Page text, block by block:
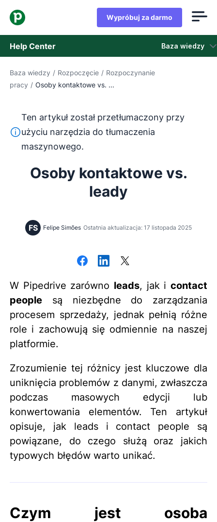
Wypróbuj za darmo
Help Center Baza wiedzy
Baza wiedzy
Skontaktuj się z obsługą klienta
Baza wiedzy / Rozpoczęcie / Rozpoczynanie
pracy / Osoby kontaktowe vs. ...
Ten tekst został przetłumaczony z języka
Ten artykuł został przetłumaczony przy
użyciu narzędzia do tłumaczenia
maszynowego.
Osoby kontaktowe vs.
leady
FS Felipe Simões Ostatnia aktualizacja: 17 listopada 2025
W Pipedrive zarówno leads, jak i contact
people są niezbędne do zarządzania
procesem sprzedaży, jednak pełnią różne
role i zachowują się odmiennie na naszej
platformie.
Zrozumienie tej różnicy jest kluczowe dla
uniknięcia problemów z danymi, zwłaszcza
podczas masowych edycji lub
konwertowania elementów. Ten artykuł
opisuje, jak leads i contact people są
powiązane, do czego służą oraz jakich
typowych błędów warto unikać.
Czym jest osoba